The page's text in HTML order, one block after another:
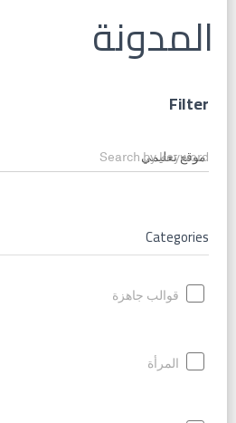
المدونة
Filter
Search by keyword
Categories
قوالب جاهزة
المرأة